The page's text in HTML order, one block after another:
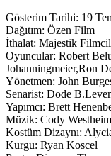
Gösterim Tarihi: 19
Dağıtım: Özen Film
İthalat: Majestik
Oyuncular: Robert
Johanningmeier,Ron
Yönetmen: John
Senarist: Dode
Yapımcı: Brett
Müzik: Cody
Kostüm Dizaynı:
Kurgu: Ryan Koscel